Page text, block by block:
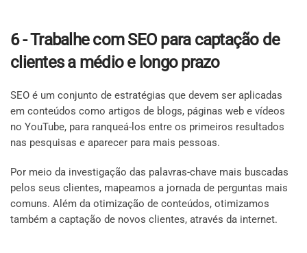
6 - Trabalhe com SEO para captação de
clientes a médio e longo prazo
SEO é um conjunto de estratégias que devem ser aplicadas
em conteúdos como artigos de blogs, páginas web e vídeos
no YouTube, para ranqueá-los entre os primeiros resultados
nas pesquisas e aparecer para mais pessoas.
Por meio da investigação das palavras-chave mais buscadas
pelos seus clientes, mapeamos a jornada de perguntas mais
comuns. Além da otimização de conteúdos, otimizamos
também a captação de novos clientes, através da internet.